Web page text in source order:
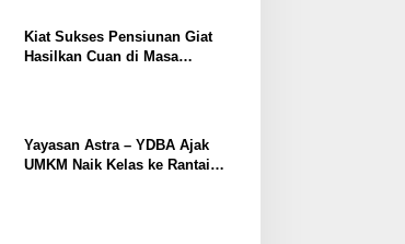
Kiat Sukses Pensiunan Giat
Hasilkan Cuan di Masa
Yayasan Astra – YDBA Ajak
UMKM Naik Kelas ke Rantai